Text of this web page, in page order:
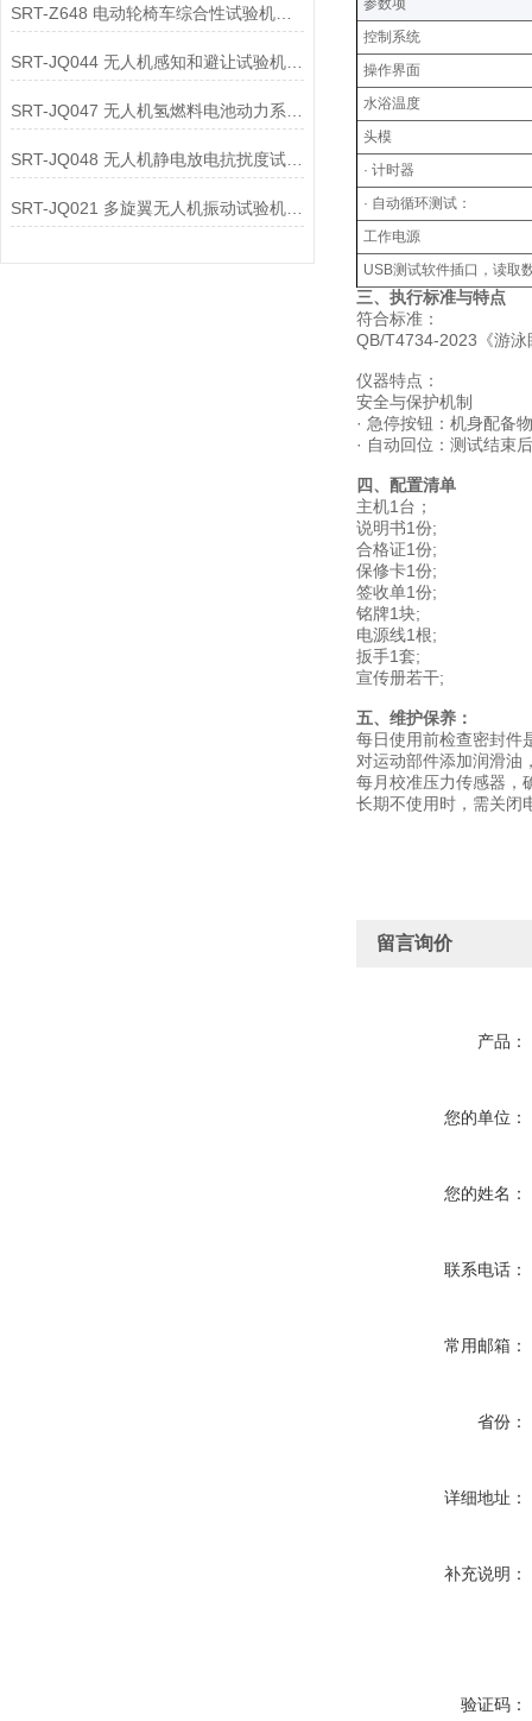
SRT-Z648 电动轮椅车综合性试验机可以用在哪些方面
SRT-JQ044 无人机感知和避让试验机的应用领域有哪些
SRT-JQ048 无人机静电放电抗扰度试验机有哪些特点
SRT-JQ021 多旋翼无人机振动试验机简单介绍 质量保证
‌参数项‌
控制系统
操作界面
水浴温度
头模‌
· 计时器
· ‌自动循环测试‌：
工作电源
USB测试软件插口，读取
三、执行标准与特点‌
符合标准：
QB/T4734-2023《游
仪器特点‌：
安全与保护机制‌‌
· ‌急停按钮‌：机身配备‌
· ‌自动回位‌：测试结束
四、配置清单
主机1台；
说明书1份;
合格证1份;
保修卡1份;
签收单1份;
铭牌1块;
电源线1根;
扳手1套;
宣传册若干;
五、维护保养：
每日使用前检查密封件
对运动部件添加润滑油
每月校准压力传感器，
长期不使用时，需关闭
留言询价
产品：
您的单位：
您的姓名：
联系电话：
常用邮箱：
省份：
详细地址：
补充说明：
验证码：